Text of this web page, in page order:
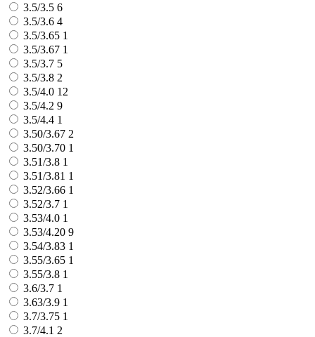
3.5/3.5 6
3.5/3.6 4
3.5/3.65 1
3.5/3.67 1
3.5/3.7 5
3.5/3.8 2
3.5/4.0 12
3.5/4.2 9
3.5/4.4 1
3.50/3.67 2
3.50/3.70 1
3.51/3.8 1
3.51/3.81 1
3.52/3.66 1
3.52/3.7 1
3.53/4.0 1
3.53/4.20 9
3.54/3.83 1
3.55/3.65 1
3.55/3.8 1
3.6/3.7 1
3.63/3.9 1
3.7/3.75 1
3.7/4.1 2